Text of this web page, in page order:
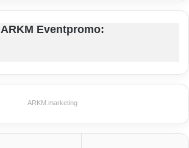
ARKM Eventpromo:
ARKM.marketing